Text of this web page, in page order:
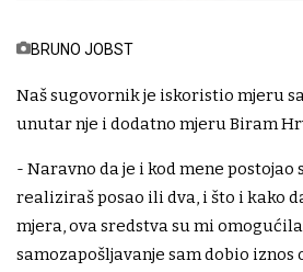
BRUNO JOBST
Naš sugovornik je iskoristio mjeru
unutar nje i dodatno mjeru Biram
- Naravno da je i kod mene
realiziraš posao ili dva, i što i kako
mjera, ova sredstva su mi
samozapošljavanje sam dobio iznos